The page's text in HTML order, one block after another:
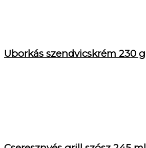
Uborkás szendvicskrém 230 g